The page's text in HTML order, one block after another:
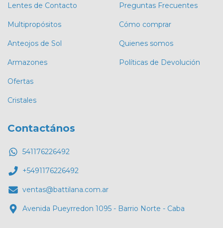
Lentes de Contacto
Multipropósitos
Anteojos de Sol
Armazones
Ofertas
Cristales
Preguntas Frecuentes
Cómo comprar
Quienes somos
Políticas de Devolución
Contactános
541176226492
+5491176226492
ventas@battilana.com.ar
Avenida Pueyrredon 1095 - Barrio Norte - Caba